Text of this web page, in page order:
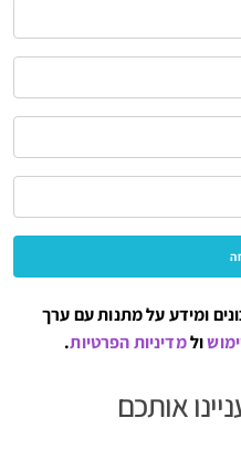
ומידע על מתנות עם ערך
ולמדיניות הפרטיות.
אותכם